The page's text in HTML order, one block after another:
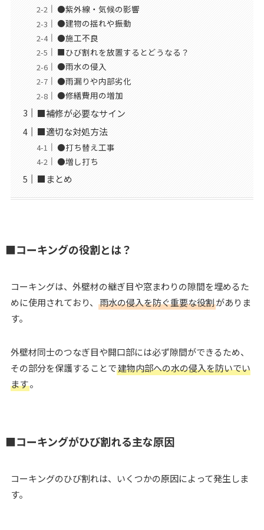
●紫外線・気候の影響
●建物の揺れや振動
●施工不良
■ひび割れを放置するとどうなる？
●雨水の侵入
●雨漏りや内部劣化
●修繕費用の増加
■補修が必要なサイン
■適切な対処方法
●打ち替え工事
●増し打ち
■まとめ
■コーキングの役割とは？
コーキングは、外壁材の継ぎ目や窓まわりの隙間を埋めるた
めに使用されており、 雨水の侵入を防ぐ重要な役割がありま
す。
外壁材同士のつなぎ目や開口部には必ず隙間ができるため、
その部分を保護することで建物内部への水の侵入を防いでい
ます。
■コーキングがひび割れる主な原因
コーキングのひび割れは、いくつかの原因によって発生しま
す。